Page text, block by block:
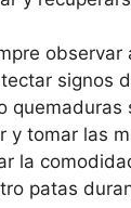
observar
signos
quemaduras
y tomar las
la
patas